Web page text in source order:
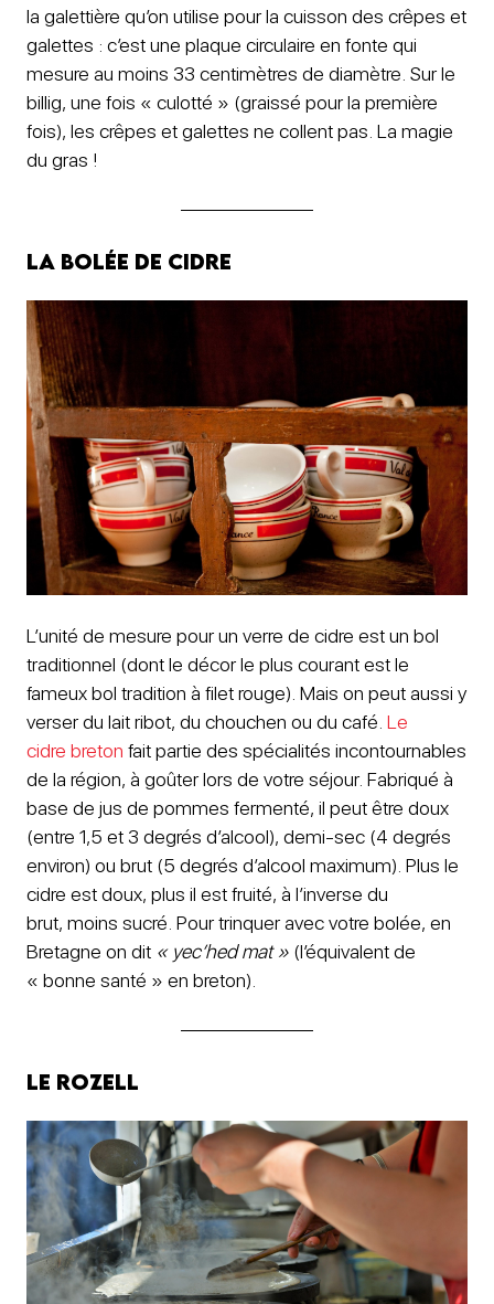
la galettière qu’on utilise pour la cuisson des crêpes et
galettes : c’est une plaque circulaire en fonte qui
mesure au moins 33 centimètres de diamètre. Sur le
billig, une fois « culotté » (graissé pour la première
fois), les crêpes et galettes ne collent pas. La magie
du gras !
La bolée de cidre
L’unité de mesure pour un verre de cidre est un bol
traditionnel (dont le décor le plus courant est le
fameux bol tradition à filet rouge). Mais on peut aussi y
verser du lait ribot, du chouchen ou du café. Le
cidre breton fait partie des spécialités incontournables
de la région, à goûter lors de votre séjour. Fabriqué à
base de jus de pommes fermenté, il peut être doux
(entre 1,5 et 3 degrés d’alcool), demi-sec (4 degrés
environ) ou brut (5 degrés d’alcool maximum). Plus le
cidre est doux, plus il est fruité, à l’inverse du
brut, moins sucré. Pour trinquer avec votre bolée, en
Bretagne on dit « yecʼhed mat » (l’équivalent de
« bonne santé » en breton).
Le rozell